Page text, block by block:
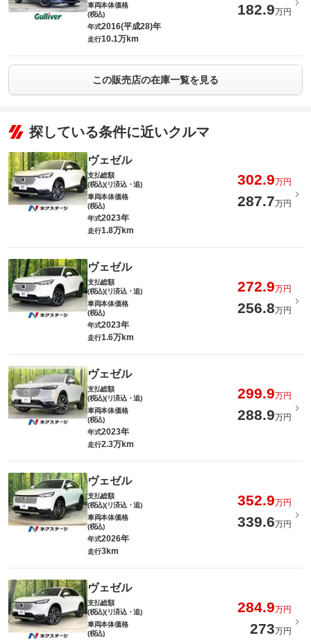
車両本体価格
(税込)
182.9万円
年式2016(平成28)年
走行10.1万km
この販売店の在庫一覧を見る
探している条件に近いクルマ
ヴェゼル
支払総額
(税込)(リ済込・追)
302.9万円
車両本体価格
(税込)
287.7万円
年式2023年
走行1.8万km
ヴェゼル
支払総額
(税込)(リ済込・追)
272.9万円
車両本体価格
(税込)
256.8万円
年式2023年
走行1.6万km
ヴェゼル
支払総額
(税込)(リ済込・追)
299.9万円
車両本体価格
(税込)
288.9万円
年式2023年
走行2.3万km
ヴェゼル
支払総額
(税込)(リ済込・追)
352.9万円
車両本体価格
(税込)
339.6万円
年式2026年
走行3km
ヴェゼル
支払総額
(税込)(リ済込・追)
284.9万円
車両本体価格
(税込)
273万円